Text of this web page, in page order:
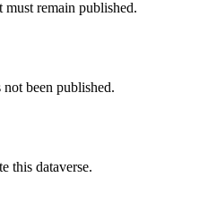
remain published.
not been published.
this dataverse.